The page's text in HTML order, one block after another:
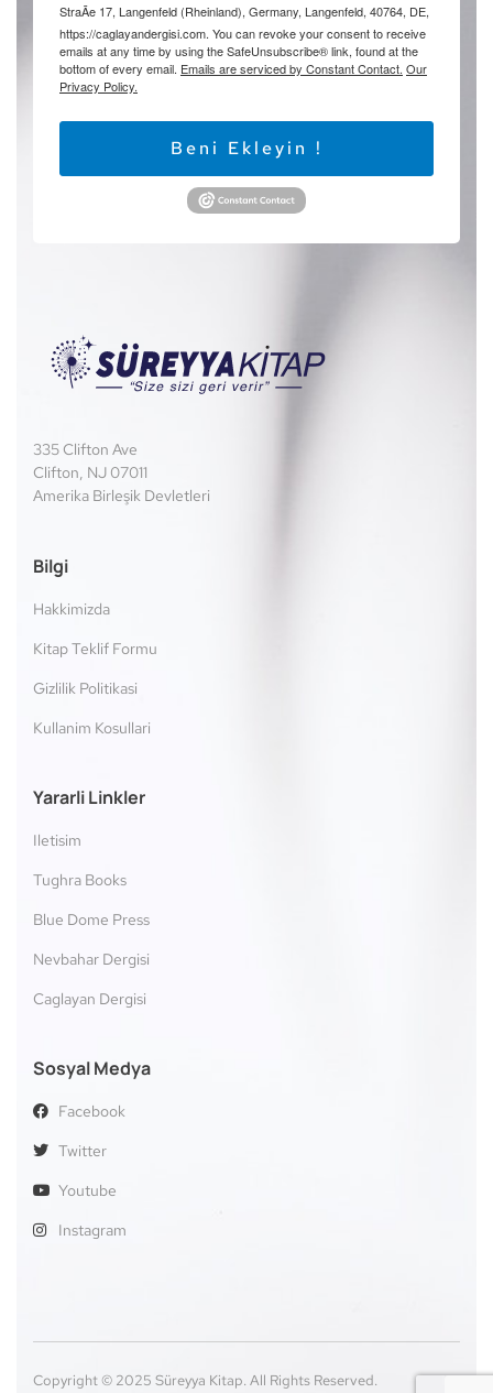
StraÃe 17, Langenfeld (Rheinland), Germany, Langenfeld, 40764, DE,
https://caglayandergisi.com. You can revoke your consent to receive
emails at any time by using the SafeUnsubscribe® link, found at the
bottom of every email. Emails are serviced by Constant Contact. Our
Privacy Policy.
Beni Ekleyin !
335 Clifton Ave
Clifton, NJ 07011
Amerika Birleşik Devletleri
Bilgi
Hakkimizda
Kitap Teklif Formu
Gizlilik Politikasi
Kullanim Kosullari
Yararli Linkler
Iletisim
Tughra Books
Blue Dome Press
Nevbahar Dergisi
Caglayan Dergisi
Sosyal Medya
Facebook
Twitter
Youtube
Instagram
Copyright © 2025 Süreyya Kitap. All Rights Reserved.